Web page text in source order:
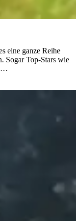
eine ganze Reihe
Sogar Top-Stars wie
…